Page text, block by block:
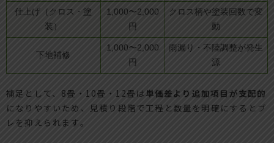
仕上げ（クロス・塗
装）
1,000〜2,000
円
クロス柄や塗装回数で変
動
下地補修
1,000〜2,000
円
雨漏り・不陸調整が発生
源
補足として、8畳・10畳・12畳は単価差より追加項目が支配的
になりやすいため、見積り段階で工程と数量を明確にするとブ
レを抑えられます。